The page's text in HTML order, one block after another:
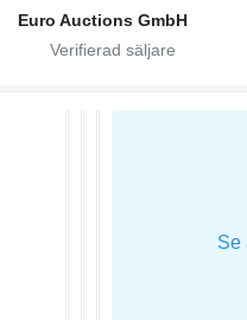
Euro Auctions GmbH